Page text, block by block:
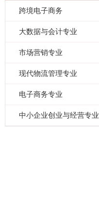
跨境电子商务
大数据与会计专业
市场营销专业
现代物流管理专业
电子商务专业
中小企业创业与经营专业